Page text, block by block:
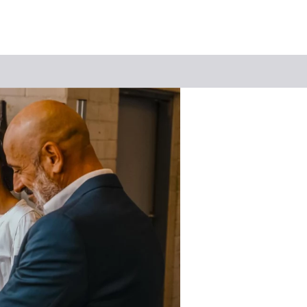
Suchbegriff
Das könnte Sie interessieren
Stadtführungen
Citytour
Erlebnisse
Wein
Kultur